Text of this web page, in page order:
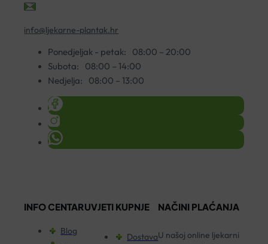
info@ljekarne-plantak.hr
Ponedjeljak - petak:
08:00 – 20:00
Subota:
08:00 – 14:00
Nedjelja:
08:00 – 13:00
INFO CENTAR
Blog
UVJETI KUPNJE
Dostava
NAČINI PLAĆANJA
U našoj online ljekarni